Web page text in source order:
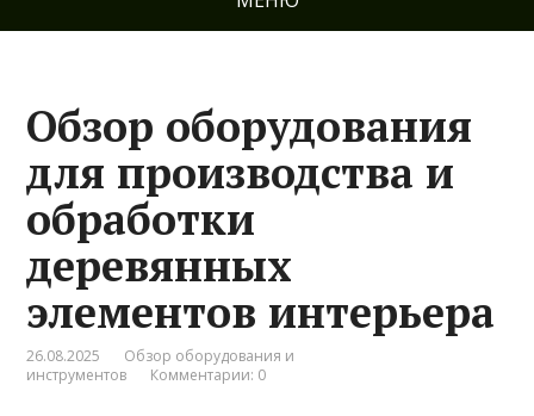
Обзор оборудования
для производства и
обработки
деревянных
элементов интерьера
26.08.2025
Обзор оборудования и
инструментов
Комментарии: 0